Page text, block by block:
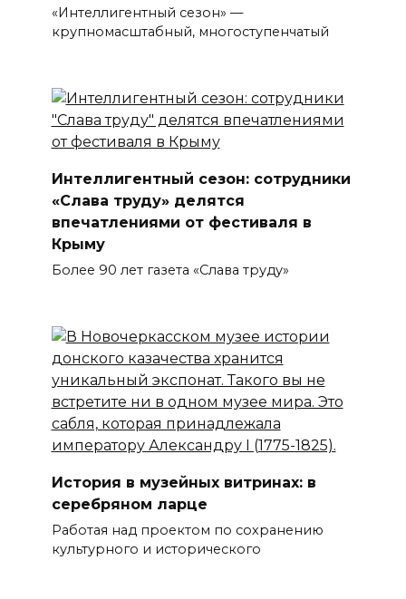
«Интеллигентный сезон» —
крупномасштабный, многоступенчатый
Интеллигентный сезон: сотрудники
«Слава труду» делятся
впечатлениями от фестиваля в
Крыму
Более 90 лет газета «Слава труду»
История в музейных витринах: в
серебряном ларце
Работая над проектом по сохранению
культурного и исторического